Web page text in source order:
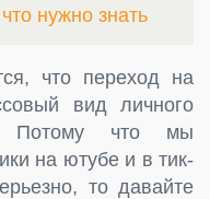
нужно знать
что переход на
вид личного
Потому что мы
на ютубе и в тик-
то давайте